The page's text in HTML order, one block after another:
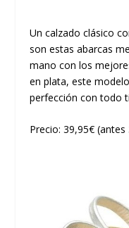
Un calzado clásico
son estas abarcas
mano con los
en plata, este
perfección con todo
Precio: 39,95€ (antes